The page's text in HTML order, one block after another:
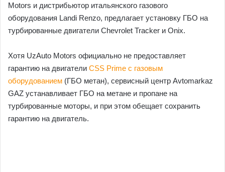
Motors и дистрибьютор итальянского газового
оборудования Landi Renzo, предлагает установку ГБО на
турбированные двигатели Chevrolet Tracker и Onix.
Хотя UzAuto Motors официально не предоставляет
гарантию на двигатели CSS Prime с газовым
оборудованием (ГБО метан), сервисный центр Avtomarkaz
GAZ устанавливает ГБО на метане и пропане на
турбированные моторы, и при этом обещает сохранить
гарантию на двигатель.